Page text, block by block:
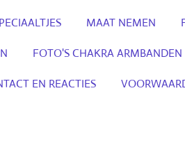
MAAT NEMEN
FOTO'S CHAKRA ARMBANDEN
EN REACTIES